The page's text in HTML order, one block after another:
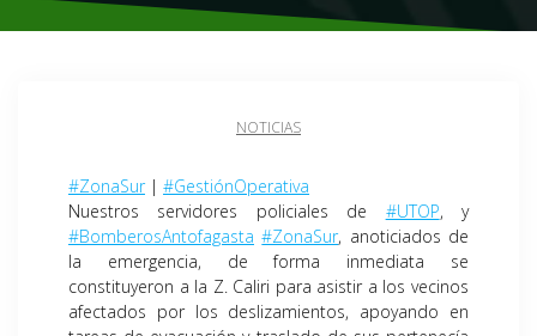
NOTICIAS
#ZonaSur| #GestiónOperativa
Nuestros servidores policiales de #UTOP, y
#BomberosAntofagasta #ZonaSur, anoticiados de
la emergencia, de forma inmediata se
constituyeron a la Z. Caliri para asistir a los vecinos
afectados por los deslizamientos, apoyando en